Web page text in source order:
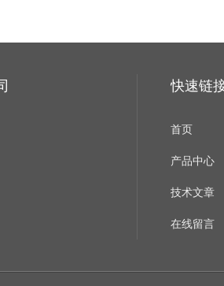
快速链
首页
产品中心
技术文章
在线留言